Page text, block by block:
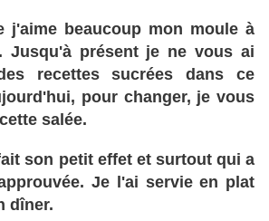
j'aime beaucoup mon moule à
Jusqu'à présent je ne vous ai
recettes sucrées dans ce
pour changer, je vous
salée.
son petit effet et surtout qui a
Je l'ai servie en plat
dîner.